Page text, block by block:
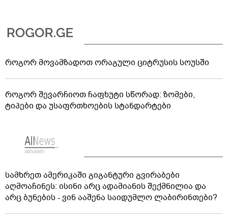
როგორ მოვამზადოთ ორაგული ციტრუსის სოუსში
როგორ შევარჩიოთ ჩაფხუტი სწორად: ზომები,
ტიპები და უსაფრთხოების სტანდარტები
სამხრეთ ამერიკაში გიგანტური გვირაბები
აღმოაჩინეს: ისინი არც ადამიანის შექმნილია და
არც ბუნების - ვინ ააშენა საიდუმლო ლაბირინთები?